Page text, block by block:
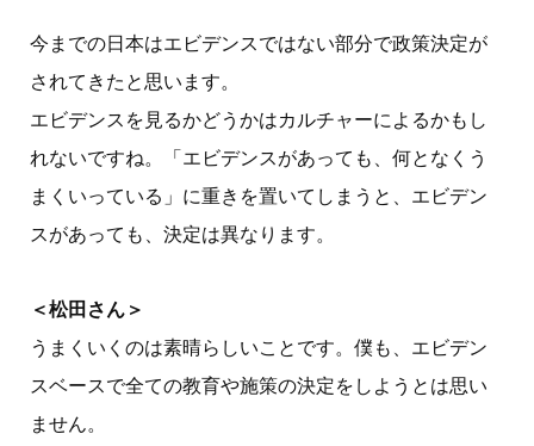
今までの日本はエビデンスではない部分で政策決定が
されてきたと思います。
エビデンスを見るかどうかはカルチャーによるかもし
れないですね。「エビデンスがあっても、何となくう
まくいっている」に重きを置いてしまうと、エビデン
スがあっても、決定は異なります。
＜松田さん＞
うまくいくのは素晴らしいことです。僕も、エビデン
スベースで全ての教育や施策の決定をしようとは思い
ません。